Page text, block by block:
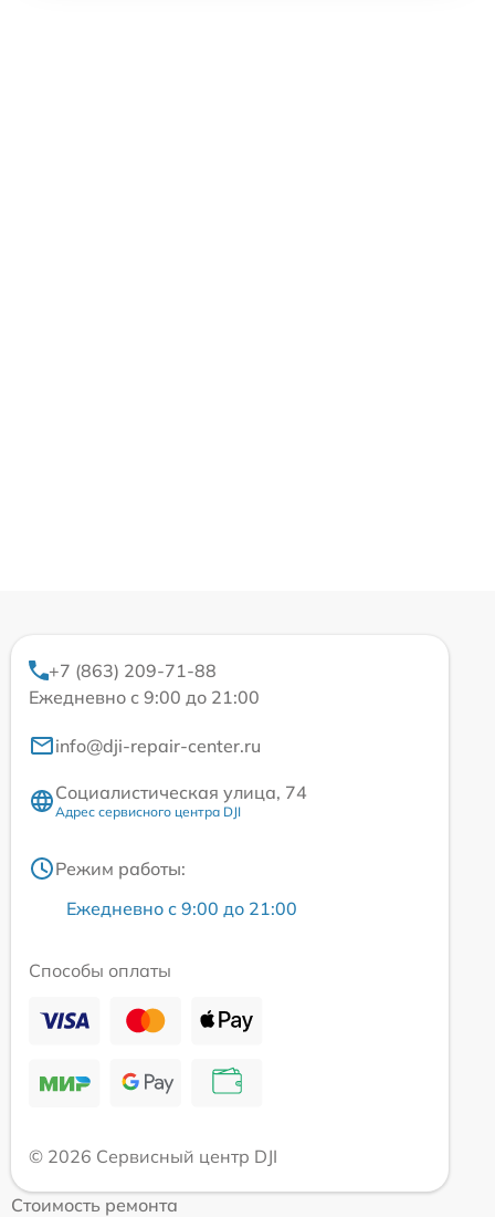
+7 (863) 209-71-88
Ежедневно с 9:00 до 21:00
info@dji-repair-center.ru
Социалистическая улица, 74
Адрес сервисного центра DJI
Режим работы:
Ежедневно с 9:00 до 21:00
Способы оплаты
© 2026 Сервисный центр DJI
Стоимость ремонта